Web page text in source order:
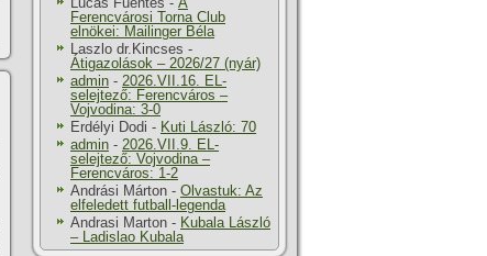
Ferencvárosi Torna Club
elnökei: Mailinger Béla
Laszlo dr.Kincses -
Átigazolások – 2026/27 (nyár)
admin - 2026.VII.16. EL-
selejtező: Ferencváros –
Vojvodina: 3-0
Erdélyi Dodi - Kuti László: 70
admin - 2026.VII.9. EL-
selejtező: Vojvodina –
Ferencváros: 1-2
Andrási Márton - Olvastuk: Az
elfeledett futball-legenda
Andrasi Marton - Kubala László
– Ladislao Kubala